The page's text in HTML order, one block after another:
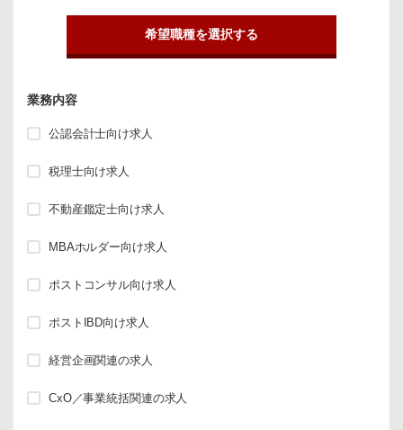
希望職種を選択する
業務内容
公認会計士向け求人
税理士向け求人
不動産鑑定士向け求人
MBAホルダー向け求人
ポストコンサル向け求人
ポストIBD向け求人
経営企画関連の求人
CxO／事業統括関連の求人